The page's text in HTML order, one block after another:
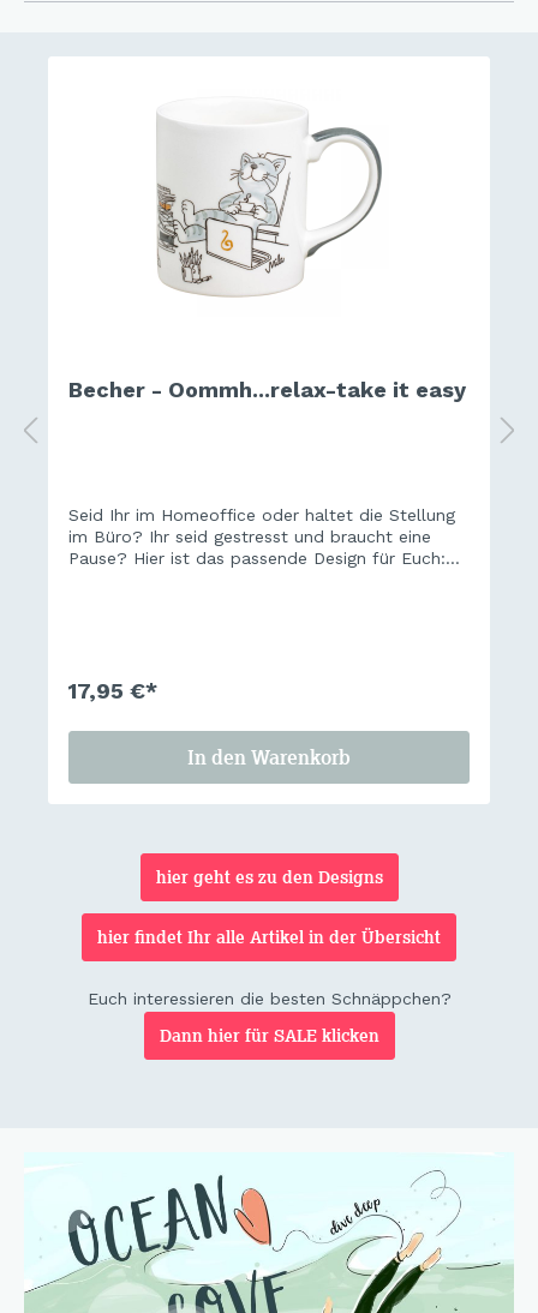
Becher - Oommh...relax-take it easy
Seid Ihr im Homeoffice oder haltet die Stellung
im Büro? Ihr seid gestresst und braucht eine
Pause? Hier ist das passende Design für Euch:
17,95 €*
In den Warenkorb
hier geht es zu den Designs
hier findet Ihr alle Artikel in der Übersicht
Euch interessieren die besten Schnäppchen?
Dann hier für SALE klicken